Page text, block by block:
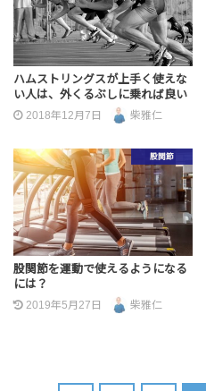
ハムストリングスが上手く使えな
い人は、外くるぶしに乗れば良い
2018年12月7日 柴雅仁
股関節
股関節を運動で使えるようになる
には？
2019年5月27日 柴雅仁